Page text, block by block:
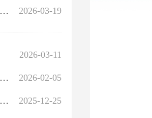
2026-03-19
关于轮台县2026年中央提前下达财政衔接推进乡村振兴补助资金（少数民族发展任务）项目清单的公示
2026-03-11
2026-02-05
轮台县2026年巩固拓展脱贫攻坚成果同乡村振兴有效衔接提前下达资金中央、自治区计划公示
2025-12-25
关于轮台县2025年巩固拓展脱贫攻坚成果同乡村振兴有效衔接项目完工情况的公示公告